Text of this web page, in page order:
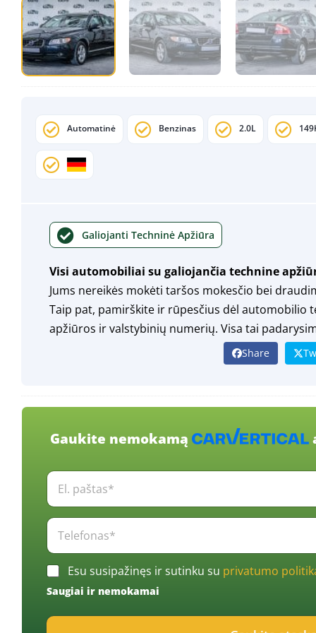
Automatinė Benzinas 2.0L
Galiojanti Techninė Apžiūra
Visi automobiliai su galiojančia technine
Jums nereikės mokėti taršos mokesčio bei
Taip pat, pamirškite ir rūpesčius dėl automobilio
apžiūros ir valstybinių numerių. Visa tai
Share
Gaukite nemokamą
E
.
p
š
t
a
*
T
l
e
f
o
a
C
e
k
Esu susipažinęs ir sutinku su privatumo
Saugiai ir nemokamai